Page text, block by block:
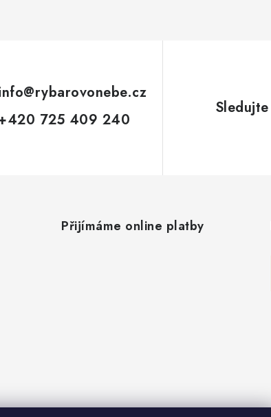
@rybarovonebe.cz
725 409 240
Přijímáme online platby